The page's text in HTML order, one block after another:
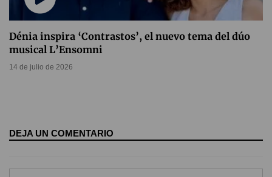
Dénia inspira ‘Contrastos’, el nuevo tema del dúo
musical L’Ensomni
14 de julio de 2026
DEJA UN COMENTARIO